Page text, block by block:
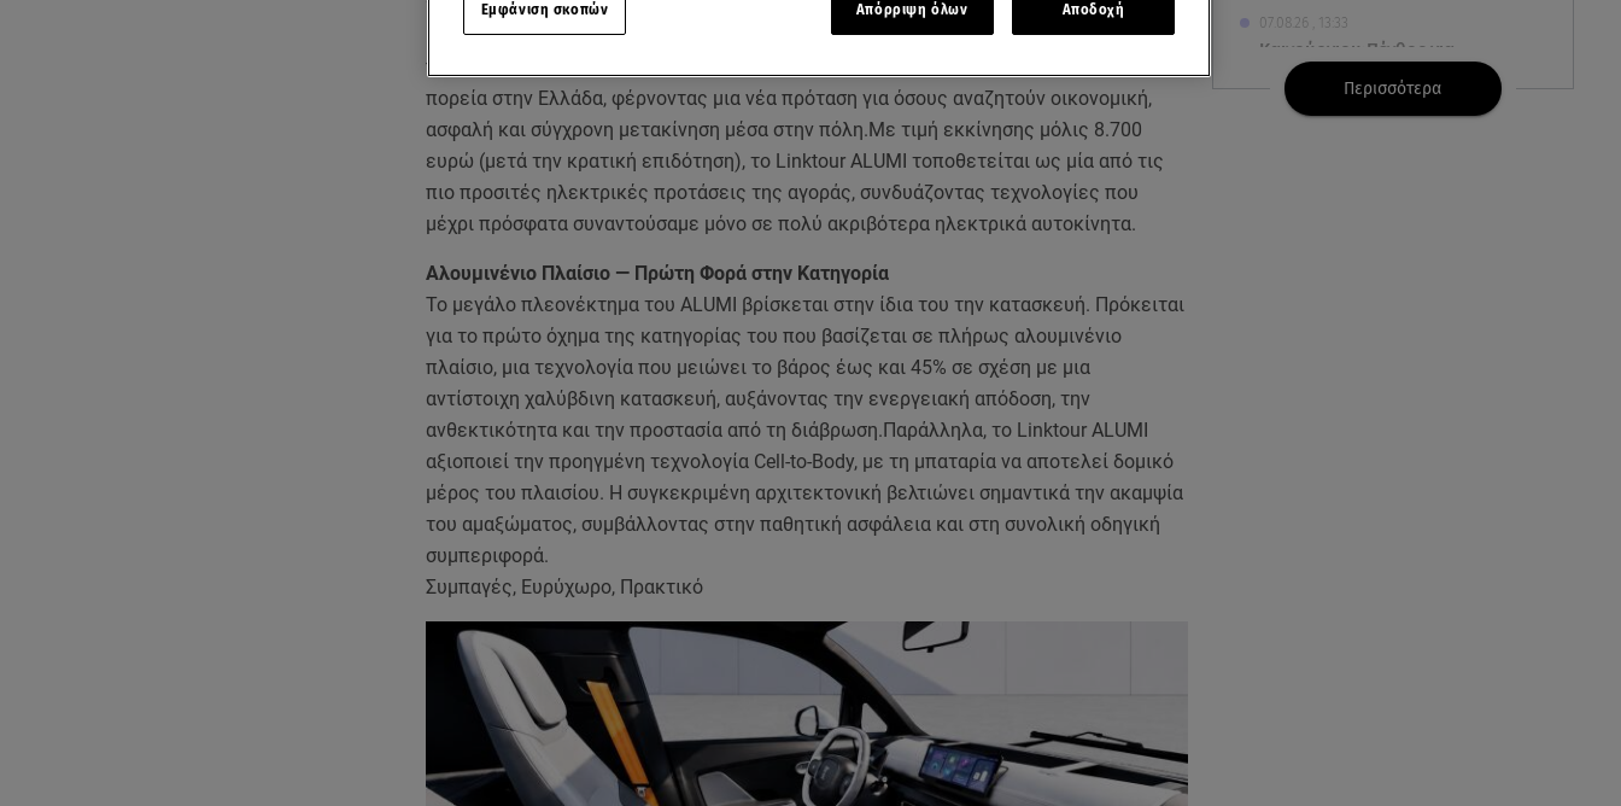
07.08.26 , 13:33
Καινούργιου:Πένθος για
συνεργάτιδά της «Θα μου
λείπεις πάντα και για πάντα»
Περισσότερα
Η νέα εποχή της αστικής μετακίνησης είναι πλέον εδώ. Το Linktour ALUMI, ένα από τα
πιο προηγμένα ηλεκτρικά microcars της ευρωπαϊκής αγοράς, ξεκινά την εμπορική του
πορεία στην Ελλάδα, φέρνοντας μια νέα πρόταση για όσους αναζητούν οικονομική,
ασφαλή και σύγχρονη μετακίνηση μέσα στην πόλη.Με τιμή εκκίνησης μόλις 8.700
ευρώ (μετά την κρατική επιδότηση), το Linktour ALUMI τοποθετείται ως μία από τις
πιο προσιτές ηλεκτρικές προτάσεις της αγοράς, συνδυάζοντας τεχνολογίες που
μέχρι πρόσφατα συναντούσαμε μόνο σε πολύ ακριβότερα ηλεκτρικά αυτοκίνητα.
Αλουμινένιο Πλαίσιο — Πρώτη Φορά στην Κατηγορία
Το μεγάλο πλεονέκτημα του ALUMI βρίσκεται στην ίδια του την κατασκευή. Πρόκειται
για το πρώτο όχημα της κατηγορίας του που βασίζεται σε πλήρως αλουμινένιο
πλαίσιο, μια τεχνολογία που μειώνει το βάρος έως και 45% σε σχέση με μια
αντίστοιχη χαλύβδινη κατασκευή, αυξάνοντας την ενεργειακή απόδοση, την
ανθεκτικότητα και την προστασία από τη διάβρωση.Παράλληλα, το Linktour ALUMI
αξιοποιεί την προηγμένη τεχνολογία Cell-to-Body, με τη μπαταρία να αποτελεί δομικό
μέρος του πλαισίου. Η συγκεκριμένη αρχιτεκτονική βελτιώνει σημαντικά την ακαμψία
του αμαξώματος, συμβάλλοντας στην παθητική ασφάλεια και στη συνολική οδηγική
συμπεριφορά.
Συμπαγές, Ευρύχωρο, Πρακτικό
Εμφάνιση σκοπών Απόρριψη όλων Αποδοχή